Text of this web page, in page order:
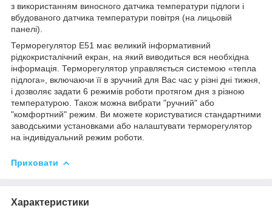
з використанням виносного датчика температури підлоги і
вбудованого датчика температури повітря (на лицьовій
панелі).
Терморегулятор Е51 має великий інформативний
рідкокристалічний екран, на який виводиться вся необхідна
інформація. Терморегулятор управляється системою «тепла
підлога», включаючи її в зручний для Вас час у різні дні тижня,
і дозволяє задати 6 режимів роботи протягом дня з різною
температурою. Також можна вибрати "ручний" або
"комфортний" режим. Ви можете користуватися стандартними
заводськими установками або налаштувати терморегулятор
на індивідуальний режим роботи.
Приховати
Характеристики